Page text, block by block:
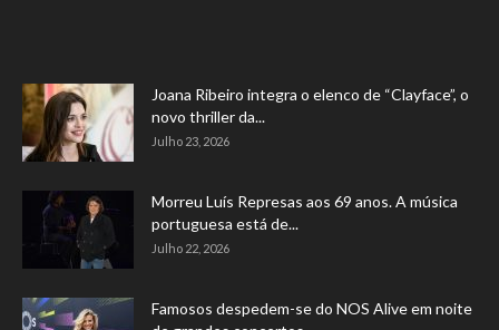
Joana Ribeiro integra o elenco de “Clayface”, o
novo thriller da...
Julho 23, 2026
Morreu Luís Represas aos 69 anos. A música
portuguesa está de...
Julho 22, 2026
Famosos despedem-se do NOS Alive em noite